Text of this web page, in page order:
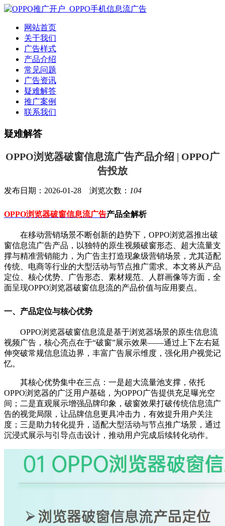
网站首页
关于我们
广告样式
产品介绍
常见问题
广告资讯
疑难解答
推广案例
联系我们
疑难解答
OPPO浏览器破窗信息流广告产品介绍 | OPPO广
告投放
发布日期：2026-01-28 浏览次数： 104
OPPO浏览器破窗信息流广告产品全解析
在移动营销场景不断创新的趋势下，OPPO浏览器推出破
窗信息流广告产品，以独特的原生视频破窗形态、超大流量支
撑与精准营销能力，为广告主打造现象级营销场景，尤其适配
传统、电商等行业的大型活动与节点推广需求。本文将从产品
定位、核心优势、广告形态、素材规范、人群画像等方面，全
面呈现OPPO浏览器破窗信息流的产品价值与应用要点。
一、产品定位与核心优势
OPPO浏览器破窗信息流是基于浏览器场景的原生信息流
视频广告，核心亮点在于“破窗”展示效果——通过上下左右延
伸突破常规信息流边界，丰富广告展示维度，强化用户视觉记
忆。
其核心优势集中在三点：一是超大流量池支撑，依托
OPPO浏览器的广泛用户基础，为OPPO广告提供充足曝光空
间；二是直观展示增强品牌印象，破窗效果打破传统信息流广
告的视觉局限，让品牌信息更具冲击力，有效提升用户关注
度；三是助力转化提升，适配大型活动与节点推广场景，通过
沉浸式展示与引导点击设计，推动用户完成后续转化动作。